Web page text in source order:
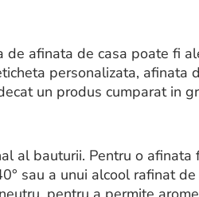
de afinata de casa poate fi
personalizata, afinata
un produs cumparat in
al bauturii. Pentru o afinata
sau a unui alcool rafinat